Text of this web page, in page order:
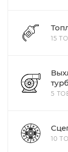
15
5
10